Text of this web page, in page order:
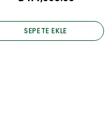
SEPETE EKLE